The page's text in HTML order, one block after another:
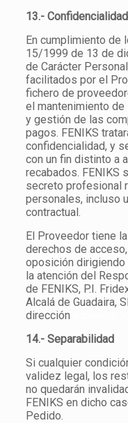
13.-
En cumplimiento de
15/1999 de 13 de
de Carácter
facilitados por el
fichero de
el mantenimiento de
y gestión de las
pagos. FENIKS
confidencialidad, y
con un fin distinto a
recabados. FENIKS
secreto profesional
personales, incluso
contractual.
El Proveedor tiene
derechos de
oposición dirigiendo
la atención del
de FENIKS, P.I.
Alcalá de Guadaira,
dirección
14.- Separabilidad
Si cualquier
validez legal, los
no quedarán
FENIKS en dicho
Pedido.